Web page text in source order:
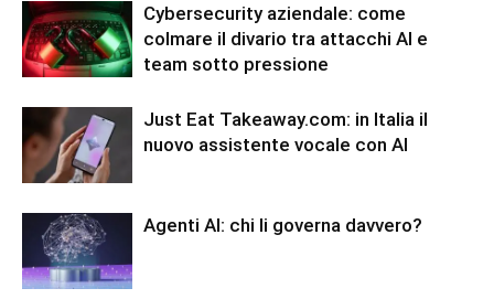
Cybersecurity aziendale: come
colmare il divario tra attacchi AI e
team sotto pressione
Just Eat Takeaway.com: in Italia il
nuovo assistente vocale con AI
Agenti AI: chi li governa davvero?